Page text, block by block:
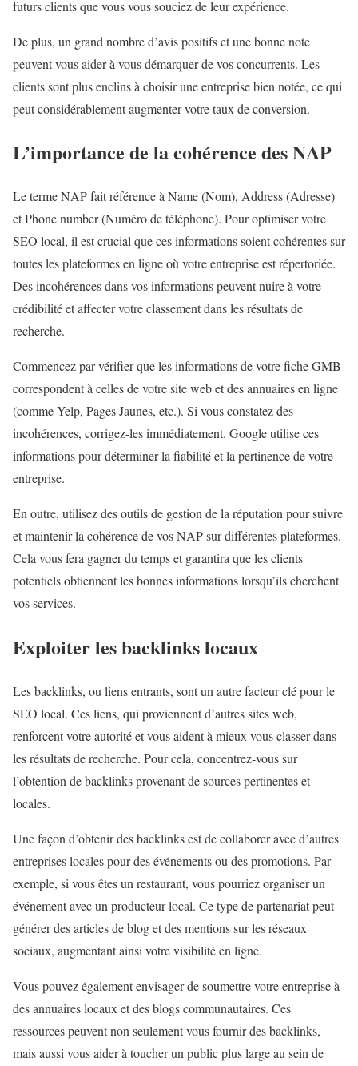
futurs clients que vous vous souciez de leur expérience.
De plus, un grand nombre d’avis positifs et une bonne note
peuvent vous aider à vous démarquer de vos concurrents. Les
clients sont plus enclins à choisir une entreprise bien notée, ce qui
peut considérablement augmenter votre taux de conversion.
L’importance de la cohérence des NAP
Le terme NAP fait référence à Name (Nom), Address (Adresse)
et Phone number (Numéro de téléphone). Pour optimiser votre
SEO local, il est crucial que ces informations soient cohérentes sur
toutes les plateformes en ligne où votre entreprise est répertoriée.
Des incohérences dans vos informations peuvent nuire à votre
crédibilité et affecter votre classement dans les résultats de
recherche.
Commencez par vérifier que les informations de votre fiche GMB
correspondent à celles de votre site web et des annuaires en ligne
(comme Yelp, Pages Jaunes, etc.). Si vous constatez des
incohérences, corrigez-les immédiatement. Google utilise ces
informations pour déterminer la fiabilité et la pertinence de votre
entreprise.
En outre, utilisez des outils de gestion de la réputation pour suivre
et maintenir la cohérence de vos NAP sur différentes plateformes.
Cela vous fera gagner du temps et garantira que les clients
potentiels obtiennent les bonnes informations lorsqu’ils cherchent
vos services.
Exploiter les backlinks locaux
Les backlinks, ou liens entrants, sont un autre facteur clé pour le
SEO local. Ces liens, qui proviennent d’autres sites web,
renforcent votre autorité et vous aident à mieux vous classer dans
les résultats de recherche. Pour cela, concentrez-vous sur
l’obtention de backlinks provenant de sources pertinentes et
locales.
Une façon d’obtenir des backlinks est de collaborer avec d’autres
entreprises locales pour des événements ou des promotions. Par
exemple, si vous êtes un restaurant, vous pourriez organiser un
événement avec un producteur local. Ce type de partenariat peut
générer des articles de blog et des mentions sur les réseaux
sociaux, augmentant ainsi votre visibilité en ligne.
Vous pouvez également envisager de soumettre votre entreprise à
des annuaires locaux et des blogs communautaires. Ces
ressources peuvent non seulement vous fournir des backlinks,
mais aussi vous aider à toucher un public plus large au sein de